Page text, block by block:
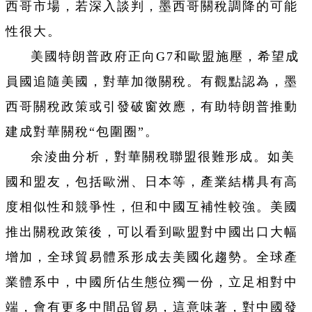
西哥市場，若深入談判，墨西哥關稅調降的可能
性很大。
美國特朗普政府正向G7和歐盟施壓，希望成
員國追隨美國，對華加徵關稅。有觀點認為，墨
西哥關稅政策或引發破窗效應，有助特朗普推動
建成對華關稅“包圍圈”。
余淩曲分析，對華關稅聯盟很難形成。如美
國和盟友，包括歐洲、日本等，產業結構具有高
度相似性和競爭性，但和中國互補性較強。美國
推出關稅政策後，可以看到歐盟對中國出口大幅
增加，全球貿易體系形成去美國化趨勢。全球產
業體系中，中國所佔生態位獨一份，立足相對中
端，會有更多中間品貿易，這意味著，對中國發